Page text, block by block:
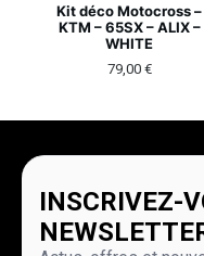
Kit déco Motocross –
KTM – 65SX – ALIX –
WHITE
79,00 €
INSCRIVEZ-